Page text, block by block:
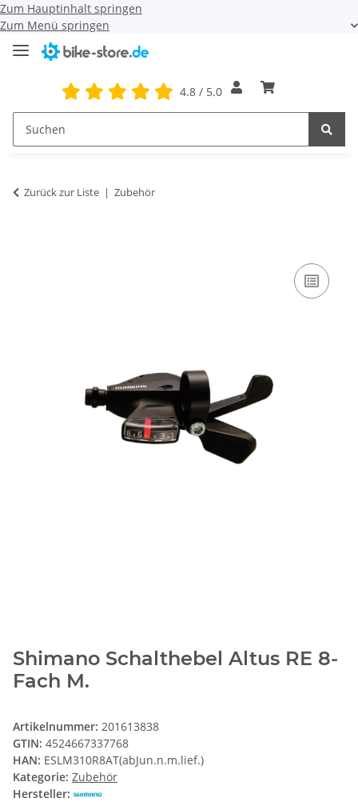
Zum Hauptinhalt springen
Zum Menü springen
4.8 / 5.0
Zurück zur Liste Zubehör
Shimano Schalthebel Altus RE 8-
Fach M.
Artikelnummer: 201613838
GTIN: 4524667337768
HAN: ESLM310R8AT(abJun.n.m.lief.)
Kategorie: Zubehör
Hersteller: